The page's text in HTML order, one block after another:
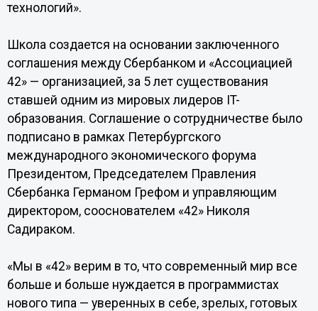
технологий».
Школа создается на основании заключенного
соглашения между Сбербанком и «Ассоциацией
42» — организацией, за 5 лет существования
ставшей одним из мировых лидеров IT-
образования. Соглашение о сотрудничестве было
подписано в рамках Петербургского
международного экономического форума
Президентом, Председателем Правления
Сбербанка Германом Грефом и управляющим
директором, сооснователем «42» Николя
Садираком.
«Мы в «42» верим в то, что современный мир все
больше и больше нуждается в программистах
нового типа — уверенных в себе, зрелых, готовых